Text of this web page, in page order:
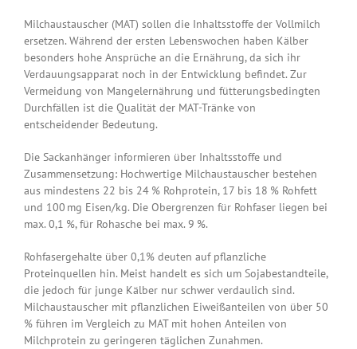
Milchaustauscher (MAT) sollen die Inhaltsstoffe der Vollmilch
ersetzen. Während der ersten Lebenswochen haben Kälber
besonders hohe Ansprüche an die Ernährung, da sich ihr
Verdauungsapparat noch in der Entwicklung befindet. Zur
Vermeidung von Mangelernährung und fütterungsbedingten
Durchfällen ist die Qualität der MAT-Tränke von
entscheidender Bedeutung.
Die Sackanhänger informieren über Inhaltsstoffe und
Zusammensetzung: Hochwertige Milchaustauscher bestehen
aus mindestens 22 bis 24 % Rohprotein, 17 bis 18 % Rohfett
und 100 mg Eisen/kg. Die Obergrenzen für Rohfaser liegen bei
max. 0,1 %, für Rohasche bei max. 9 %.
Rohfasergehalte über 0,1% deuten auf pflanzliche
Proteinquellen hin. Meist handelt es sich um Sojabestandteile,
die jedoch für junge Kälber nur schwer verdaulich sind.
Milchaustauscher mit pflanzlichen Eiweißanteilen von über 50
% führen im Vergleich zu MAT mit hohen Anteilen von
Milchprotein zu geringeren täglichen Zunahmen.